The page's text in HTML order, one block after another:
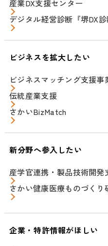
産業DX支援センター
デジタル経営診断『堺DX診
ビジネスを拡大したい
ビジネスマッチング支援事
伝統産業支援
さかいBizMatch
新分野へ参入したい
産学官連携・製品技術開発
さかい健康医療ものづくり
企業・特許情報がほしい